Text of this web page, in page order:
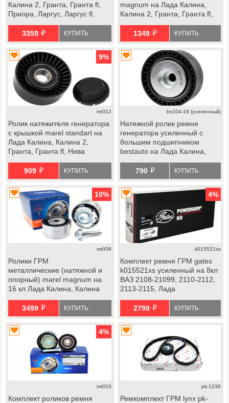
Калина 2, Гранта, Гранта fl,
Приора, Ларгус, Ларгус fl,
3359 й КУПИТЬ
magnum на Лада Калина,
Калина 2, Гранта, Гранта fl,
datsun1349 й КУПИТЬ
9%
mr012
Ролик натяжителя генератора
с крышкой marel standart на
Лада Калина, Калина 2,
Гранта, Гранта fl, Нива
datsun909 й КУПИТЬ
bs104-16 (усиленный)
Натяжной ролик ремня
генератора усиленный с
большим подшипником
bestauto на Лада Калина,
Нива Тревел, Шевроле Нива,
datsun
790 й КУПИТЬ
10%
mr008
Ролики ГРМ
металлические (натяжной и
опорный) marel magnum на
16 кл Лада Калина, Калина
Ларгус, Ларгус fl, Веста, Икс
Рей, datsun
3499 й КУПИТЬ
4%
k015521xs
Комплект ремня ГРМ gates
k015521xs усиленный на 8кл
ВАЗ 2108-21099, 2110-2112,
2113-2115, Лада
Стандарт, Гранта Стандарт,
Ока
2799 й КУПИТЬ
4%
mr010
Комплект роликов ремня
pk-1236
Ремкомплект ГРМ lynx pk-